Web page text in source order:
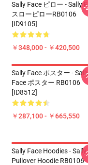
Sally Face ピロー - Sally
スローピローRB0106
[ID9105]
￥348,000 - ￥420,500
-
Sally Face ポスター -
Face ポスター RB0106
[ID8512]
￥287,100 - ￥665,550
-
Sally Face Hoodies - Sally
Pullover Hoodie RB0106
-